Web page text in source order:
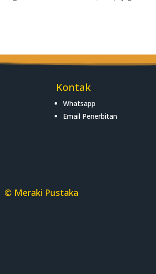
Kontak
Whatsapp
Email Penerbitan
© Meraki Pustaka